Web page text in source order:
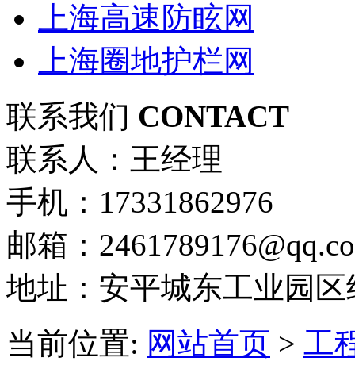
上海高速防眩网
上海圈地护栏网
联系我们 CONTACT
联系人：王经理
手机：17331862976
邮箱：
地址：安平城东工业园区
当前位置: 网站首页 > 工